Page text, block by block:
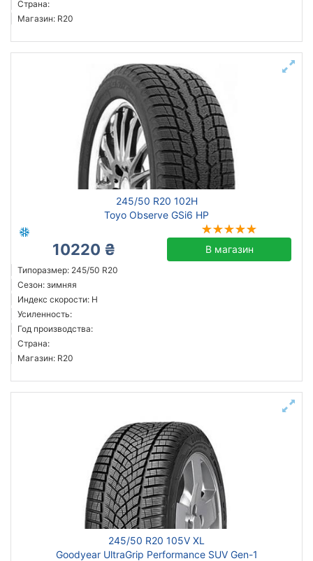
Страна:
Магазин: R20
245/50 R20 102H
Toyo Observe GSi6 HP
10220 ₴ В магазин
Типоразмер: 245/50 R20
Сезон: зимняя
Индекс скорости: H
Усиленность:
Год производства:
Страна:
Магазин: R20
245/50 R20 105V XL
Goodyear UltraGrip Performance SUV Gen-1